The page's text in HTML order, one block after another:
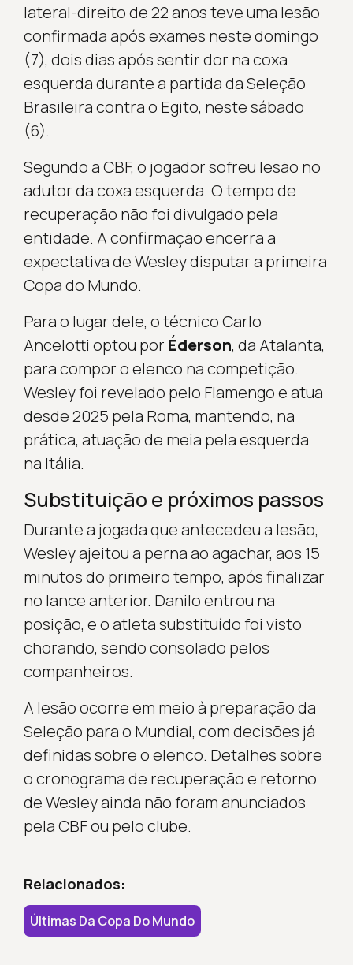
lateral-direito de 22 anos teve uma lesão
confirmada após exames neste domingo
(7), dois dias após sentir dor na coxa
esquerda durante a partida da Seleção
Brasileira contra o Egito, neste sábado
(6).
Segundo a CBF, o jogador sofreu lesão no
adutor da coxa esquerda. O tempo de
recuperação não foi divulgado pela
entidade. A confirmação encerra a
expectativa de Wesley disputar a primeira
Copa do Mundo.
Para o lugar dele, o técnico Carlo
Ancelotti optou por Éderson, da Atalanta,
para compor o elenco na competição.
Wesley foi revelado pelo Flamengo e atua
desde 2025 pela Roma, mantendo, na
prática, atuação de meia pela esquerda
na Itália.
Substituição e próximos passos
Durante a jogada que antecedeu a lesão,
Wesley ajeitou a perna ao agachar, aos 15
minutos do primeiro tempo, após finalizar
no lance anterior. Danilo entrou na
posição, e o atleta substituído foi visto
chorando, sendo consolado pelos
companheiros.
A lesão ocorre em meio à preparação da
Seleção para o Mundial, com decisões já
definidas sobre o elenco. Detalhes sobre
o cronograma de recuperação e retorno
de Wesley ainda não foram anunciados
pela CBF ou pelo clube.
Relacionados:
Últimas Da Copa Do Mundo